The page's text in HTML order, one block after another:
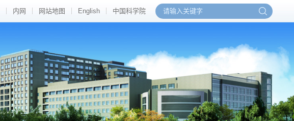
内网 网站地图 English 中国科学院